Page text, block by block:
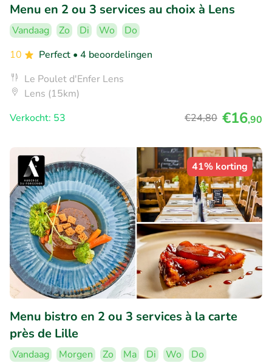
Menu en 2 ou 3 services au choix à Lens
Vandaag Zo Di Wo
Do
10
Perfect • 4 beoordelingen
Le Poulet d'Enfer Lens
Lens (15km)
Verkocht: 53
€24,80 €16,90
41% korting
Menu bistro en 2 ou 3 services à la carte
près de Lille
Vandaag Morgen Zo Ma Di Wo
Do